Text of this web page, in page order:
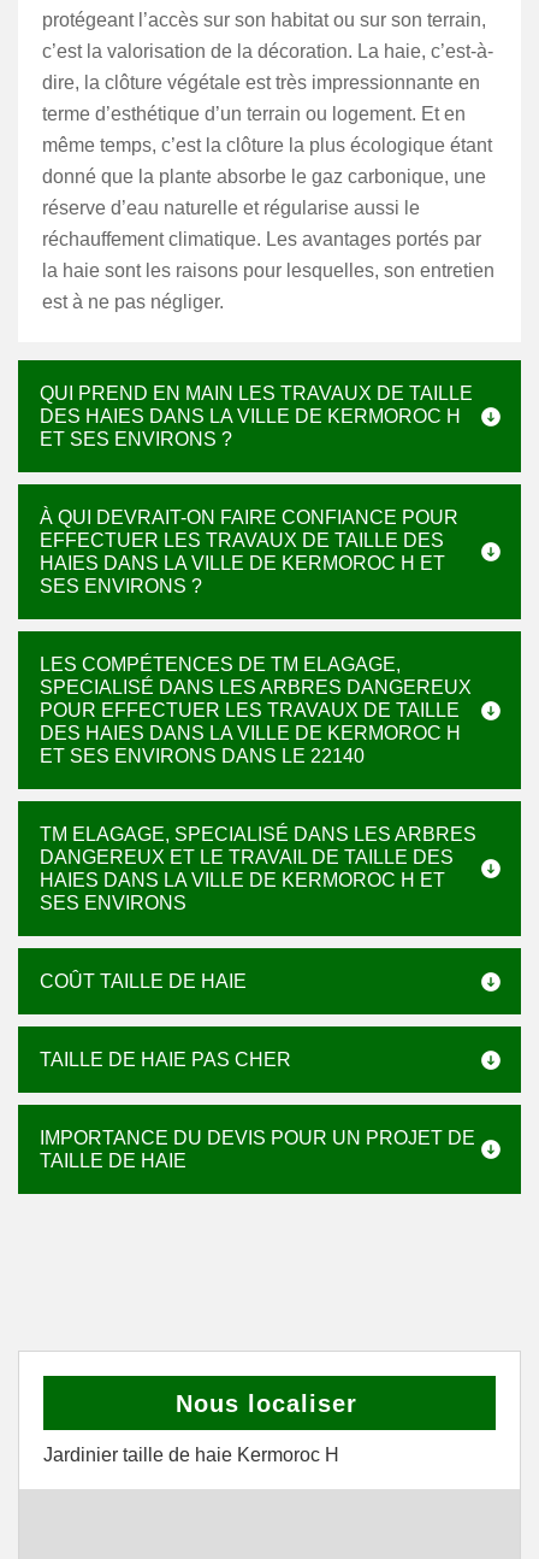
protégeant l’accès sur son habitat ou sur son terrain,
c’est la valorisation de la décoration. La haie, c’est-à-
dire, la clôture végétale est très impressionnante en
terme d’esthétique d’un terrain ou logement. Et en
même temps, c’est la clôture la plus écologique étant
donné que la plante absorbe le gaz carbonique, une
réserve d’eau naturelle et régularise aussi le
réchauffement climatique. Les avantages portés par
la haie sont les raisons pour lesquelles, son entretien
est à ne pas négliger.
QUI PREND EN MAIN LES TRAVAUX DE TAILLE
DES HAIES DANS LA VILLE DE KERMOROC H
ET SES ENVIRONS ?
À QUI DEVRAIT-ON FAIRE CONFIANCE POUR
EFFECTUER LES TRAVAUX DE TAILLE DES
HAIES DANS LA VILLE DE KERMOROC H ET
SES ENVIRONS ?
LES COMPÉTENCES DE TM ELAGAGE,
SPECIALISÉ DANS LES ARBRES DANGEREUX
POUR EFFECTUER LES TRAVAUX DE TAILLE
DES HAIES DANS LA VILLE DE KERMOROC H
ET SES ENVIRONS DANS LE 22140
TM ELAGAGE, SPECIALISÉ DANS LES ARBRES
DANGEREUX ET LE TRAVAIL DE TAILLE DES
HAIES DANS LA VILLE DE KERMOROC H ET
SES ENVIRONS
COÛT TAILLE DE HAIE
TAILLE DE HAIE PAS CHER
IMPORTANCE DU DEVIS POUR UN PROJET DE
TAILLE DE HAIE
Nous localiser
Jardinier taille de haie Kermoroc H